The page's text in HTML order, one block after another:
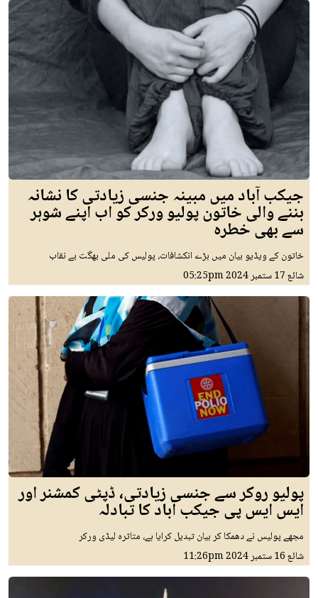
جیکب آباد میں مبینہ جنسی زیادتی کا نشانہ
بننے والی خاتون پولیو ورکر کو اب اپنے شوہر
سے بھی خطرہ
خاتون کے ویڈیو بیان میں بڑے انکشافات، پولیس کی ملی بھگت بے نقاب
شائع17 ستمبر 2024 05:25pm
پولیو روکر سے جنسی زیادتی، ڈپٹی کمشنر اور
ایس ایس پی جیکب آباد کا تبادلہ
مجھے پولیس نے دھمکا کر بیان تبدیل کرایا ہے، متاثرہ لیڈی ورکر
شائع16 ستمبر 2024 11:26pm